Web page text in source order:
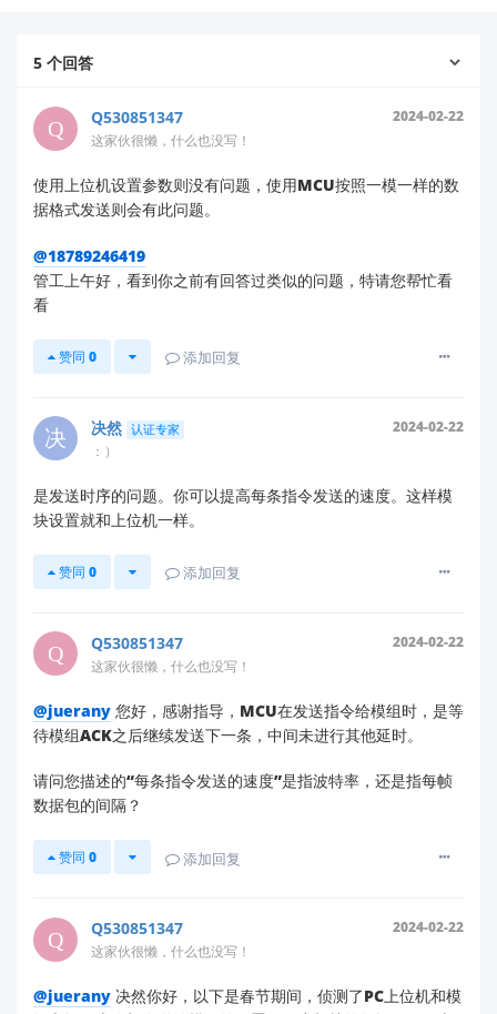
3 74 03 88 02 15 02 42 02
特别值得注意的是，配置后的数据中第5字节从
著提升，说明灵敏度配置可能触发了模块的特殊工作状
态。
可能原因
度阈值，导致环境噪声被误判为人体信号
配置指令格式不完整：缺少必要的参数或校验，导
致模块进入异常工作状态
建议解决方案
请确认您发送的灵敏度配置指令是否包含完整的
参考官方文档中的标准指令格式：
F4 F3 F2
使用默认参数重置
发送恢复出厂设置指令： F4 F3 F2 F1 04 00
FF 00 00 00 04 F8 F7 F6 F5
否为配置参数问题
建议采用渐进式调整
推荐起始值：近距离区域（1-3m）设置为80-
固件升级检查
5 个回答
Q530851347
2024-02-22
这家伙很懒，什么也没写！
使用上位机设置参数则没有问题，使用MCU按照一模一样的数
据格式发送则会有此问题。
@18789246419
管工上午好，看到你之前有回答过类似的问题，特请您帮忙看
看
赞同 0 添加回复
决然 认证专家
2024-02-22
：）
是发送时序的问题。你可以提高每条指令发送的速度。这样模
块设置就和上位机一样。
赞同 0 添加回复
Q530851347
2024-02-22
这家伙很懒，什么也没写！
@juerany 您好，感谢指导，MCU在发送指令给模组时，是等
待模组ACK之后继续发送下一条，中间未进行其他延时。
请问您描述的“每条指令发送的速度”是指波特率，还是指每帧
数据包的间隔？
赞同 0 添加回复
Q530851347
2024-02-22
这家伙很懒，什么也没写！
@juerany 决然你好，以下是春节期间，侦测了PC上位机和模